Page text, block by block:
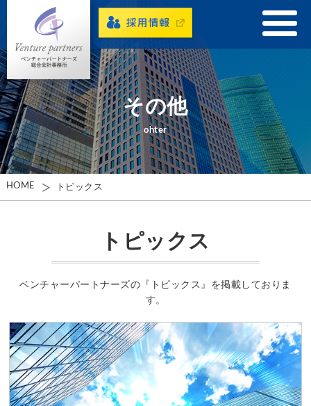
その他
ohter
HOME トピックス
トピックス
ベンチャーパートナーズの『トピックス』を掲載しておりま
す。